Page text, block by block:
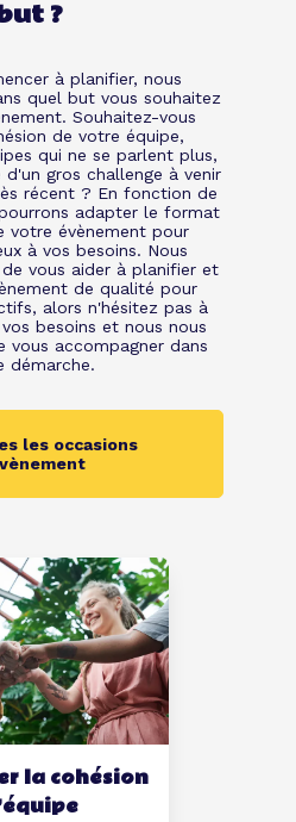
la cohésion
?
à planifier, nous
quel but vous souhaitez
Souhaitez-vous
de votre équipe,
qui ne se parlent plus,
d'un gros challenge à venir
récent ? En fonction de
adapter le format
votre évènement pour
à vos besoins. Nous
vous aider à planifier et
de qualité pour
alors n'hésitez pas à
besoins et nous nous
vous accompagner dans
démarche.
les occasions